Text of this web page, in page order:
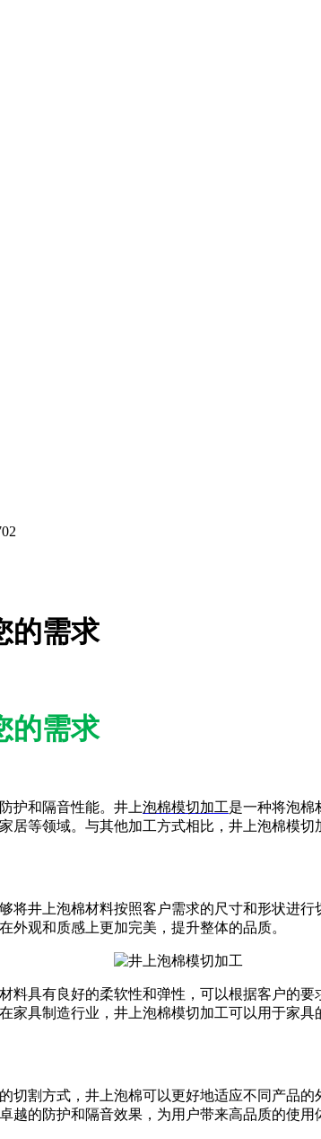
的需求
的需求
护和隔音性能。井上泡棉模切加工是一种将泡棉
等领域。与其他加工方式相比，井上泡棉模
将井上泡棉材料按照客户需求的尺寸和形状进
观和质感上更加完美，提升整体的品质。
料具有良好的柔软性和弹性，可以根据客户的
家具制造行业，井上泡棉模切加工可以用于家
切割方式，井上泡棉可以更好地适应不同产品
的防护和隔音效果，为用户带来高品质的使用